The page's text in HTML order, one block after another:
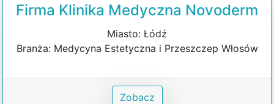
Firma Klinika Medyczna Novoderm
Miasto: Łódź
Branża: Medycyna Estetyczna i Przeszczep Włosów
Zobacz